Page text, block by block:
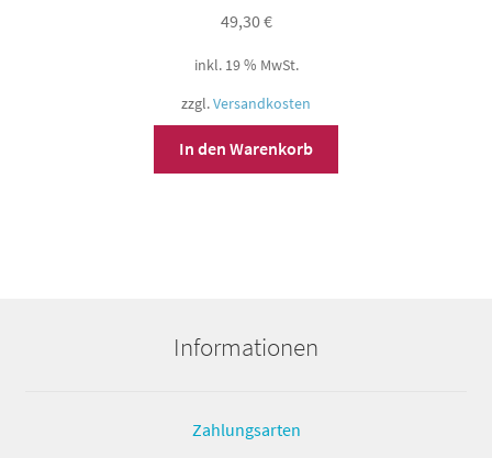
49,30€
inkl. 19 % MwSt.
zzgl.Versandkosten
In den Warenkorb
Informationen
Zahlungsarten